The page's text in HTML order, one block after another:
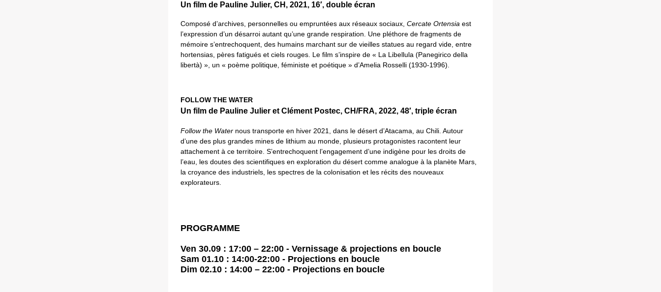
Un film de Pauline Julier, CH, 2021, 16′, double écran
Composé d’archives, personnelles ou empruntées aux réseaux sociaux, Cercate Ortensia est
l’expression d’un désarroi autant qu’une grande respiration. Une pléthore de fragments de
mémoire s’entrechoquent, des humains marchant sur de vieilles statues au regard vide, entre
hortensias, pères fatigués et ciels rouges. Le film s’inspire de « La Libellula (Panegirico della
libertà) », un « poème politique, féministe et poétique » d’Amelia Rosselli (1930-1996).
FOLLOW THE WATER
Un film de Pauline Julier et Clément Postec, CH/FRA, 2022, 48′, triple écran
Follow the Water nous transporte en hiver 2021, dans le désert d’Atacama, au Chili. Autour
d’une des plus grandes mines de lithium au monde, plusieurs protagonistes racontent leur
attachement à ce territoire. S’entrechoquent l’engagement d’une indigène pour les droits de
l’eau, les doutes des scientifiques en exploration du désert comme analogue à la planète Mars,
la croyance des industriels, les spectres de la colonisation et les récits des nouveaux
explorateurs.
PROGRAMME
Ven 30.09 : 17:00 – 22:00 - Vernissage & projections en boucle
Sam 01.10 : 14:00-22:00 - Projections en boucle
Dim 02.10 : 14:00 – 22:00 - Projections en boucle